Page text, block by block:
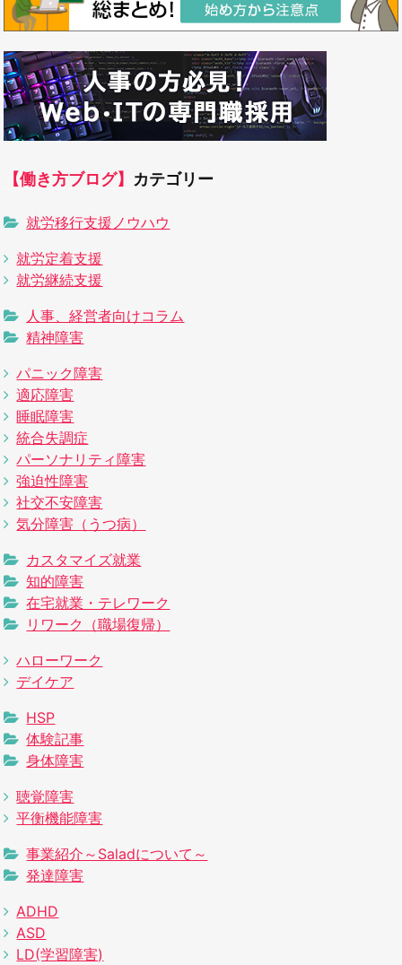
【働き方ブログ】 カテゴリー
就労移行支援ノウハウ
就労定着支援
就労継続支援
人事、経営者向けコラム
精神障害
パニック障害
適応障害
睡眠障害
統合失調症
パーソナリティ障害
強迫性障害
社交不安障害
気分障害（うつ病）
カスタマイズ就業
知的障害
在宅就業・テレワーク
リワーク（職場復帰）
ハローワーク
デイケア
HSP
体験記事
身体障害
聴覚障害
平衡機能障害
事業紹介～Saladについて～
発達障害
ADHD
ASD
LD(学習障害)